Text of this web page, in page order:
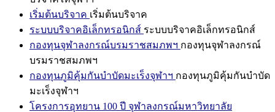
เริ่มต้นบริจาค เริ่มต้นบริจาค
ระบบบริจาคอิเล็กทรอนิกส์ ระบบบริจาคอิเล็กทรอนิกส์
กองทุนจุฬาลงกรณ์บรมราชสมภพฯ กองทุนจุฬาลงกรณ์
บรมราชสมภพฯ
กองทุนภูมิคุ้มกันบำบัดมะเร็งจุฬาฯ กองทุนภูมิคุ้มกันบำบัด
มะเร็งจุฬาฯ
โครงการอุทยาน 100 ปี จุฬาลงกรณ์มหาวิทยาลัย